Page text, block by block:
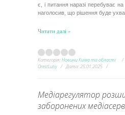
є, і питання наразі перебуває на
наголосив, що рішення буде
Читати далі »
Категорія:Новини Київа та області
OrestLutiy
Дата:25.01.2025
Медіарегулятор
заборонених